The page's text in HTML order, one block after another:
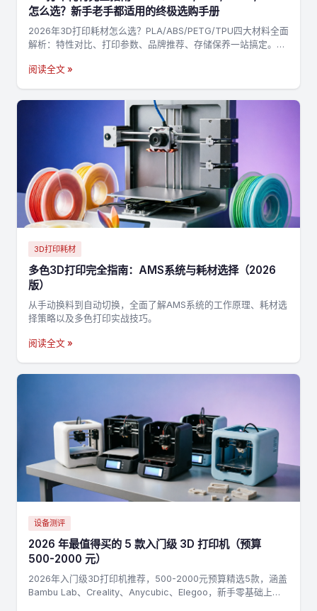
怎么选？新手老手都适用的终极选购手册
2026年3D打印耗材怎么选？PLA/ABS/PETG/TPU四大材料全面
解析：特性对比、打印参数、品牌推荐、存储保养一站搞定。附
阅读全文 »
3D打印耗材
多色3D打印完全指南：AMS系统与耗材选择（2026
版）
从手动换料到自动切换，全面了解AMS系统的工作原理、耗材选
择策略以及多色打印实战技巧。
阅读全文 »
设备测评
2026 年最值得买的 5 款入门级 3D 打印机（预算
500-2000 元）
2026年入门级3D打印机推荐，500-2000元预算精选5款，涵盖
Bambu Lab、Creality、Anycubic、Elegoo，新手零基础上手